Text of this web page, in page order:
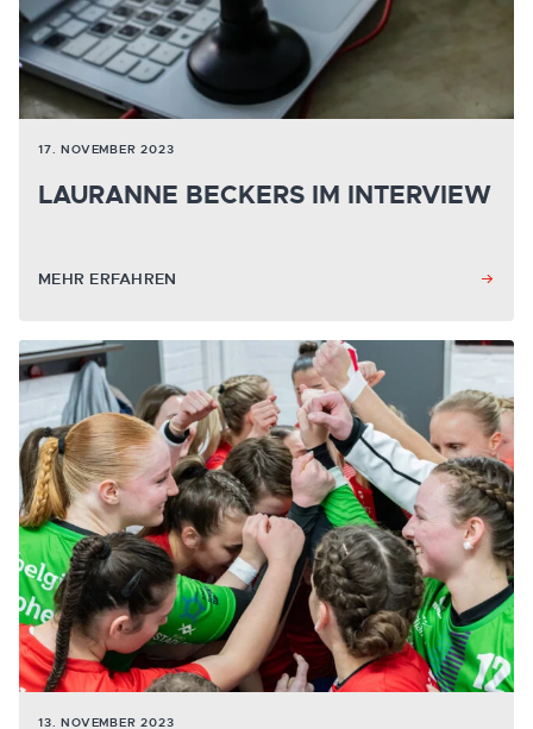
17. NOVEMBER 2023
LAURANNE BECKERS IM INTERVIEW
MEHR ERFAHREN
13. NOVEMBER 2023